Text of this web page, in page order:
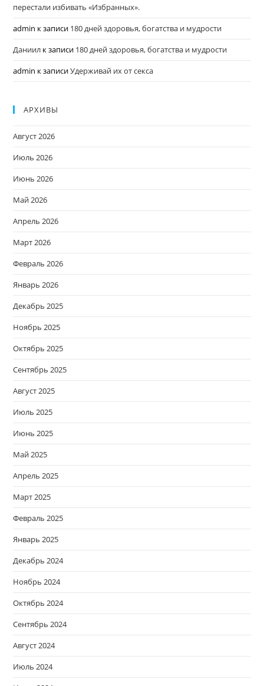
перестали избивать «Избранных».
admin к записи 180 дней здоровья, богатства и мудрости
Даниил к записи 180 дней здоровья, богатства и мудрости
admin к записиУдерживай их от секса
АРХИВЫ
Август 2026
Июль 2026
Июнь 2026
Май 2026
Апрель 2026
Март 2026
Февраль 2026
Январь 2026
Декабрь 2025
Ноябрь 2025
Октябрь 2025
Сентябрь 2025
Август 2025
Июль 2025
Июнь 2025
Май 2025
Апрель 2025
Март 2025
Февраль 2025
Январь 2025
Декабрь 2024
Ноябрь 2024
Октябрь 2024
Сентябрь 2024
Август 2024
Июль 2024